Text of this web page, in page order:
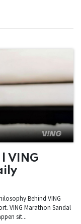
VING
Behind VING
VING Marathon Sandal
sit...